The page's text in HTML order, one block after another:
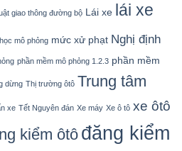
giao thông đường bộ Lái xe
lái xe
mô phỏng mức xử phạt Nghị định
phần mềm mô phỏng 1.2.3 phần mềm
dừng Thị trường ôtô Trung tâm
xe Tết Nguyên đán Xe máy Xe ô tô xe ôtô
kiểm ôtô đăng kiểm